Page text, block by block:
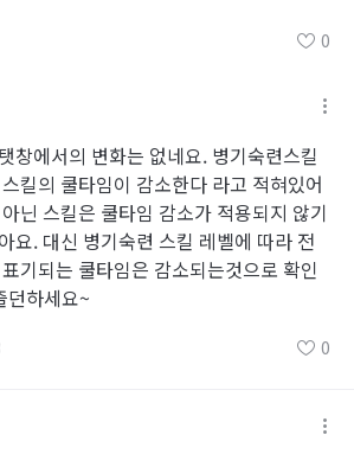
0
창에서의 변화는 없네요. 병기숙련스킬
킬의 쿨타임이 감소한다 라고 적혀있어
닌 스킬은 쿨타임 감소가 적용되지 않기
요. 대신 병기숙련 스킬 레벨에 따라 전
기되는 쿨타임은 감소되는것으로 확인
던하세요~
0